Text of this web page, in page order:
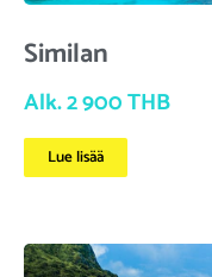
Similan
Alk. 2 900 THB
Lue lisää